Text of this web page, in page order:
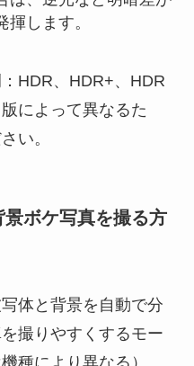
します。
HDR、HDR+、HDR
によって異なるた
い。
ボケ写真を撮る方
体と背景を自動で分
撮りやすくするモー
種により異なる）。